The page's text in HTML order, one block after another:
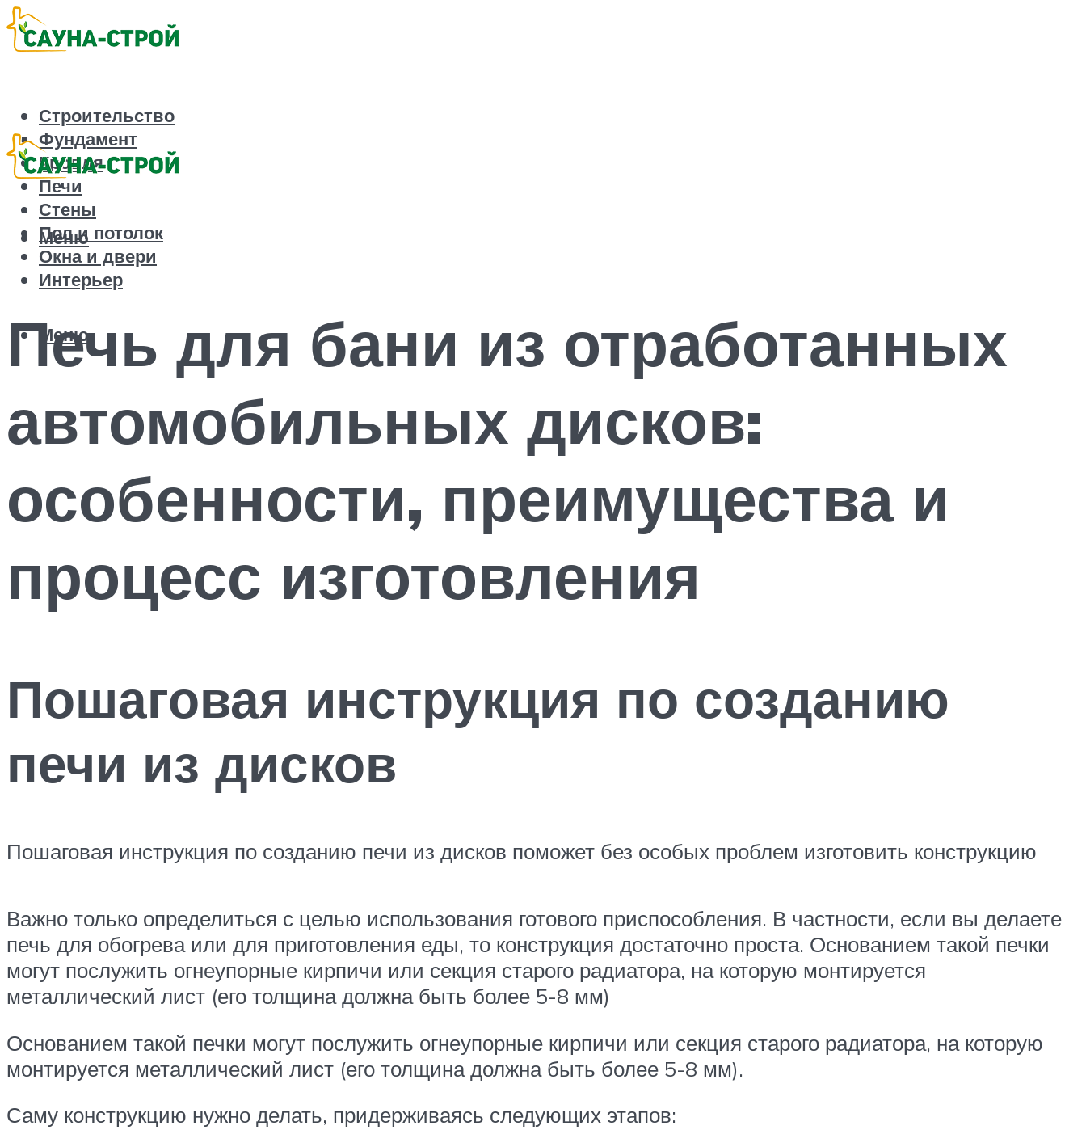
Строительство
Фундамент
Кровля
Печи
Стены
Пол и потолок
Окна и двери
Интерьер
Меню
Меню
Печь для бани из отработанных
автомобильных дисков:
особенности, преимущества и
процесс изготовления
Пошаговая инструкция по созданию
печи из дисков
Пошаговая инструкция по созданию печи из дисков поможет без особых проблем изготовить конструкцию
Важно только определиться с целью использования готового приспособления. В частности, если вы делаете
печь для обогрева или для приготовления еды, то конструкция достаточно проста. Основанием такой печки
могут послужить огнеупорные кирпичи или секция старого радиатора, на которую монтируется
металлический лист (его толщина должна быть более 5-8 мм)
Основанием такой печки могут послужить огнеупорные кирпичи или секция старого радиатора, на которую
монтируется металлический лист (его толщина должна быть более 5-8 мм).
Саму конструкцию нужно делать, придерживаясь следующих этапов: